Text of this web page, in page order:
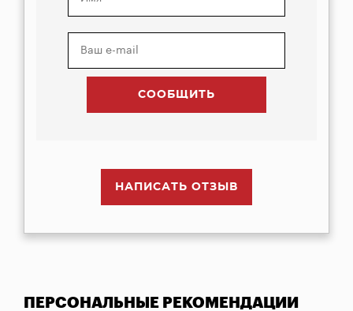
НАПИСАТЬ ОТЗЫВ
ПЕРСОНАЛЬНЫЕ РЕКОМЕНДАЦИИ